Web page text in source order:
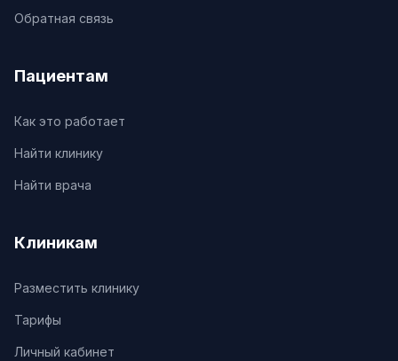
Обратная связь
Пациентам
Как это работает
Найти клинику
Найти врача
Клиникам
Разместить клинику
Тарифы
Личный кабинет